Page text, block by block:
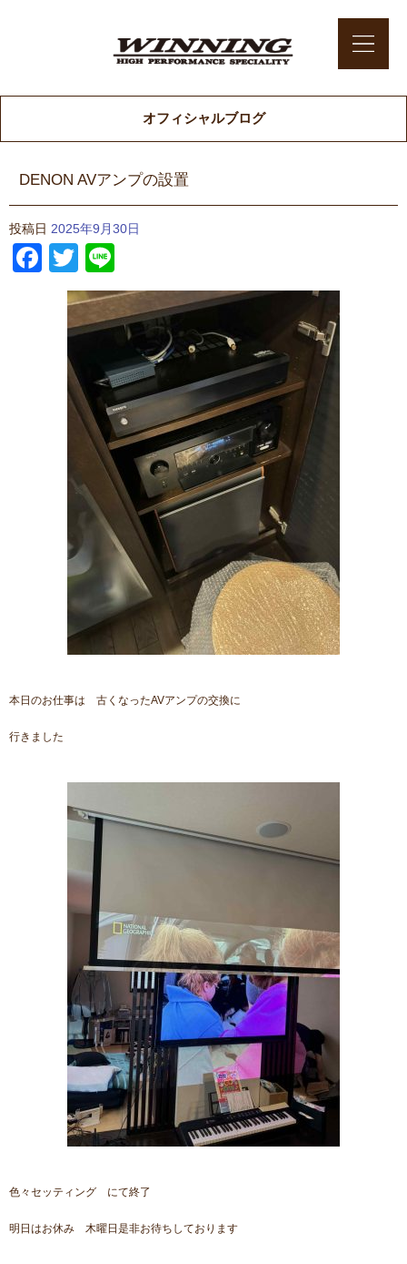
オフィシャルブログ
DENON AVアンプの設置
投稿日 2025年9月30日
Facebook
Twitter
本日のお仕事は 古くなったAVアンプの交換に
行きました
色々セッティング にて終了
明日はお休み 木曜日是非お待ちしております